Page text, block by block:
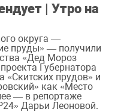
| Утро на
округа —
пруды» — получили
«Дед Мороз
Губернатора
прудов» и
как «Место
— в репортаже
Дарьи Леоновой.